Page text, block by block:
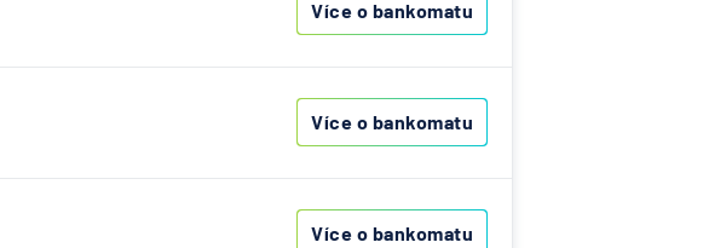
spořitelna
Více o bankomatu
Více o bankomatu
Více o bankomatu